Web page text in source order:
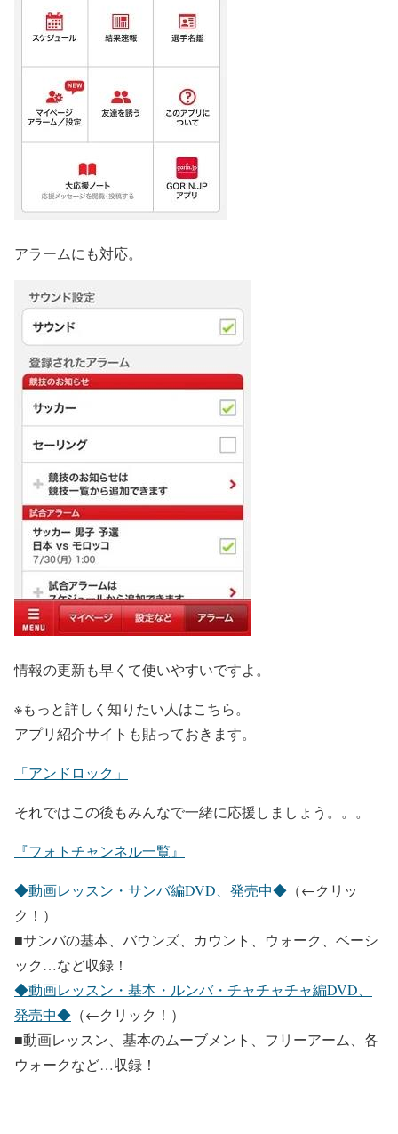
アラームにも対応。
情報の更新も早くて使いやすいですよ。
※もっと詳しく知りたい人はこちら。
アプリ紹介サイトも貼っておきます。
「アンドロック」
それではこの後もみんなで一緒に応援しましょう。。。
『フォトチャンネル一覧』
◆動画レッスン・サンバ編DVD、発売中◆ （←クリッ
ク！）
■サンバの基本、バウンズ、カウント、ウォーク、ベーシ
ック…など収録！
◆動画レッスン・基本・ルンバ・チャチャチャ編DVD、
発売中◆ （←クリック！）
■動画レッスン、基本のムーブメント、フリーアーム、各
ウォークなど…収録！